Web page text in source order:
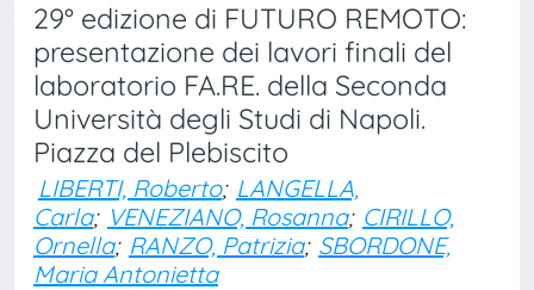
29° edizione di FUTURO REMOTO:
presentazione dei lavori finali del
laboratorio FA.RE. della Seconda
Università degli Studi di Napoli.
Piazza del Plebiscito
LIBERTI, Roberto; LANGELLA,
Carla; VENEZIANO, Rosanna; CIRILLO,
Ornella; RANZO, Patrizia; SBORDONE,
Maria Antonietta